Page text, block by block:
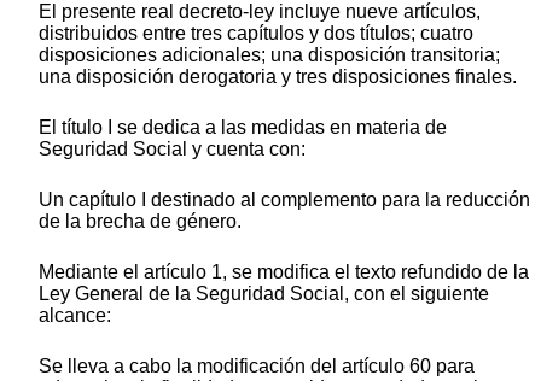
El presente real decreto-ley incluye nueve artículos,
distribuidos entre tres capítulos y dos títulos; cuatro
disposiciones adicionales; una disposición transitoria;
una disposición derogatoria y tres disposiciones finales.
El título I se dedica a las medidas en materia de
Seguridad Social y cuenta con:
Un capítulo I destinado al complemento para la reducción
de la brecha de género.
Mediante el artículo 1, se modifica el texto refundido de la
Ley General de la Seguridad Social, con el siguiente
alcance:
Se lleva a cabo la modificación del artículo 60 para